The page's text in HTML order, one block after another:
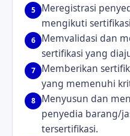
5
Meregistrasi
mengikuti
6
Memvalidasi dan
sertifikasi yang
7
Memberikan
yang memenuhi
8
Menyusun dan
penyedia barang/
tersertifikasi.